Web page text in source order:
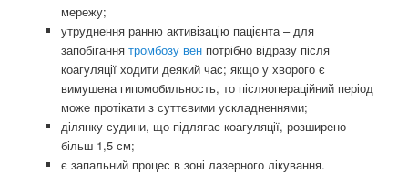
мережу;
утруднення ранню активізацію пацієнта – для
запобігання тромбозу венпотрібно відразу після
коагуляції ходити деякий час; якщо у хворого є
вимушена гипомобильность, то післяопераційний період
може протікати з суттєвими ускладненнями;
ділянку судини, що підлягає коагуляції, розширено
більш 1,5 см;
є запальний процес в зоні лазерного лікування.